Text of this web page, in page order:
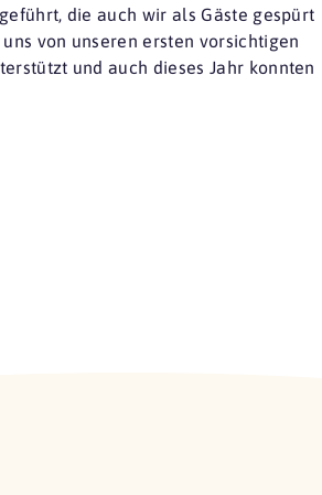
die auch wir als Gäste gespürt
von unseren ersten vorsichtigen
und auch dieses Jahr konnten